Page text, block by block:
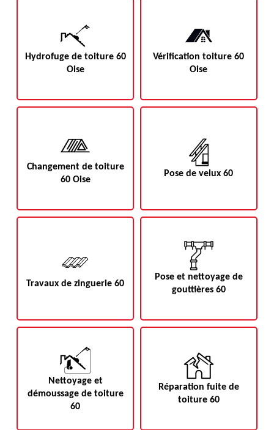
Hydrofuge de toiture 60
Oise
Vérification toiture 60
Oise
Changement de toiture
60 Oise
Pose de velux 60
Travaux de zinguerie 60
Pose et nettoyage de
gouttières 60
Nettoyage et
démoussage de toiture
60
Réparation fuite de
toiture 60